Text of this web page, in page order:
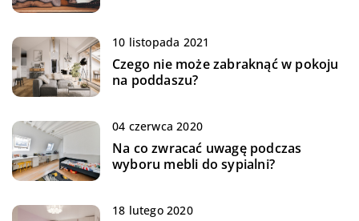
10 listopada 2021
Czego nie może zabraknąć w pokoju
na poddaszu?
04 czerwca 2020
Na co zwracać uwagę podczas
wyboru mebli do sypialni?
18 lutego 2020